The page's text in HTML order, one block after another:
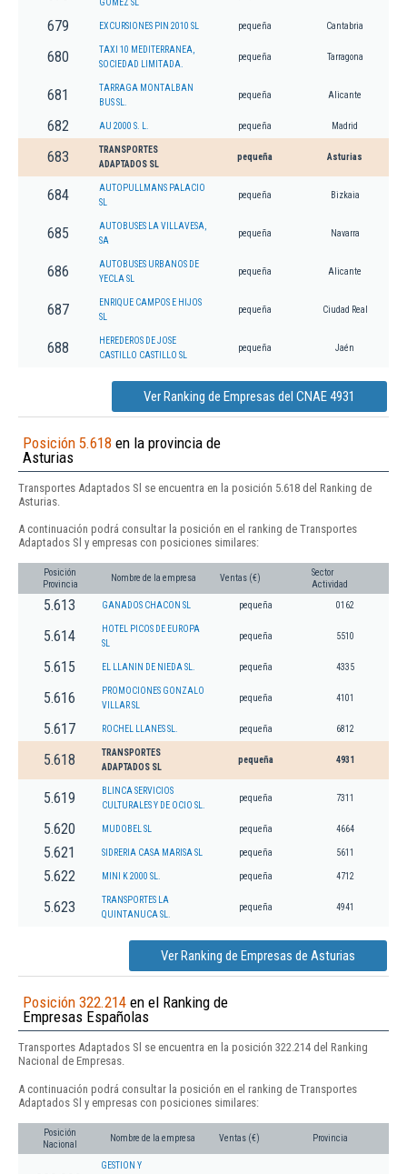
GOMEZ SL
679 EXCURSIONES PIN 2010 SL pequeña Cantabria
680
TAXI 10 MEDITERRANEA,
SOCIEDAD LIMITADA.
pequeña Tarragona
681
TARRAGA MONTALBAN
BUS SL.
pequeña Alicante
682 AU 2000 S. L. pequeña Madrid
683
TRANSPORTES
ADAPTADOS SL
pequeña Asturias
684
AUTOPULLMANS PALACIO
SL
pequeña Bizkaia
685
AUTOBUSES LA VILLAVESA,
SA
pequeña Navarra
686
AUTOBUSES URBANOS DE
YECLA SL
pequeña Alicante
687
ENRIQUE CAMPOS E HIJOS
SL
pequeña Ciudad Real
688
HEREDEROS DE JOSE
CASTILLO CASTILLO SL
pequeña Jaén
Ver Ranking de Empresas del CNAE 4931
Posición 5.618 en la provincia de
Asturias
Transportes Adaptados Sl se encuentra en la posición 5.618 del Ranking de
Asturias.
A continuación podrá consultar la posición en el ranking de Transportes
Adaptados Sl y empresas con posiciones similares:
Posición
Provincia
Nombre de la empresa Ventas (€)
Sector
Actividad
5.613 GANADOS CHACON SL pequeña 0162
5.614
HOTEL PICOS DE EUROPA
SL
pequeña 5510
5.615 EL LLANIN DE NIEDA SL. pequeña 4335
5.616
PROMOCIONES GONZALO
VILLAR SL
pequeña 4101
5.617 ROCHEL LLANES SL. pequeña 6812
5.618
TRANSPORTES
ADAPTADOS SL
pequeña 4931
5.619
BLINCA SERVICIOS
CULTURALES Y DE OCIO SL.
pequeña 7311
5.620 MUDOBEL SL pequeña 4664
5.621 SIDRERIA CASA MARISA SL pequeña 5611
5.622 MINI K 2000 SL. pequeña 4712
5.623
TRANSPORTES LA
QUINTANUCA SL.
pequeña 4941
Ver Ranking de Empresas de Asturias
Posición 322.214 en el Ranking de
Empresas Españolas
Transportes Adaptados Sl se encuentra en la posición 322.214 del Ranking
Nacional de Empresas.
A continuación podrá consultar la posición en el ranking de Transportes
Adaptados Sl y empresas con posiciones similares:
Posición
Nacional
Nombre de la empresa Ventas (€) Provincia
GESTION Y